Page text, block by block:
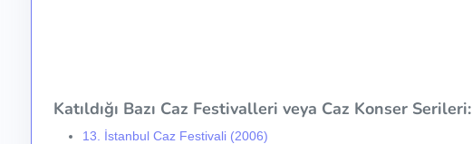
Katıldığı Bazı Caz Festivalleri veya Caz Konser Serileri:
13. İstanbul Caz Festivali (2006)